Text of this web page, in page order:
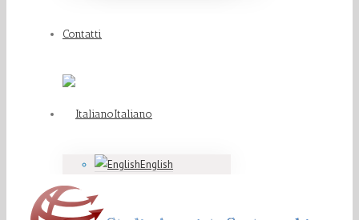
Contatti
Italiano
English